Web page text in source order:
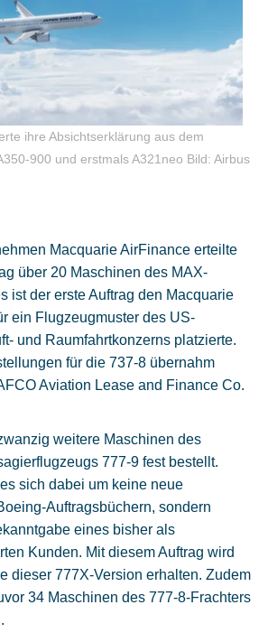
ihre Absichtserklärung aus dem
900 und erstmals A321neo Bild: Airbus
Macquarie AirFinance erteilte
über 20 Maschinen des MAX-
ist der erste Auftrag den Macquarie
ein Flugzeugmuster des US-
und Raumfahrtkonzerns platzierte.
für die 737-8 übernahm
Aviation Lease and Finance Co.
weitere Maschinen des
777-9 fest bestellt.
sich dabei um keine neue
Auftragsbüchern, sondern
eines bisher als
Kunden. Mit diesem Auftrag wird
dieser 777X-Version erhalten. Zudem
34 Maschinen des 777-8-Frachters